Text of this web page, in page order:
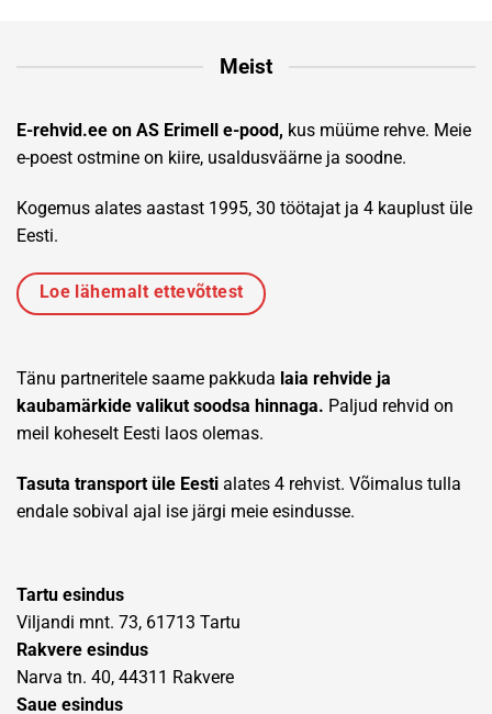
Meist
E-rehvid.ee on AS Erimell e-pood, kus müüme rehve. Meie
e-poest ostmine on kiire, usaldusväärne ja soodne.
Kogemus alates aastast 1995, 30 töötajat ja 4 kauplust üle
Eesti.
Loe lähemalt ettevõttest
Tänu partneritele saame pakkuda laia rehvide ja
kaubamärkide valikut soodsa hinnaga. Paljud rehvid on
meil koheselt Eesti laos olemas.
Tasuta transport üle Eesti alates 4 rehvist. Võimalus tulla
endale sobival ajal ise järgi meie esindusse.
Tartu esindus
Viljandi mnt. 73, 61713 Tartu
Rakvere esindus
Narva tn. 40, 44311 Rakvere
Saue esindus